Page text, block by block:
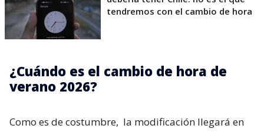
tendremos con el cambio de hora
¿Cuándo es el cambio de hora de
verano 2026?
Como es de costumbre, la modificación llegará en